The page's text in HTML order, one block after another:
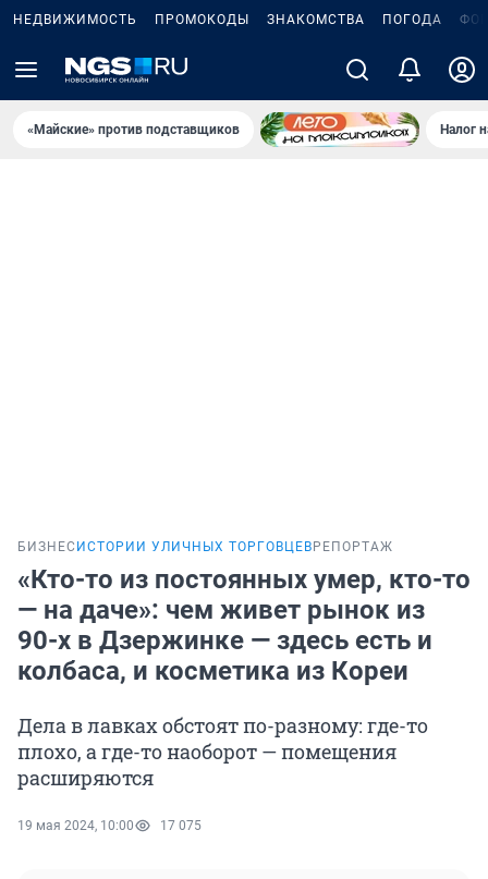
НЕДВИЖИМОСТЬ ПРОМОКОДЫ ЗНАКОМСТВА ПОГОДА
«Майские» против подставщиков Налог
БИЗНЕС ИСТОРИИ УЛИЧНЫХ ТОРГОВЦЕВ РЕПОРТАЖ
«Кто-то из постоянных умер, кто-то
— на даче»: чем живет рынок из
90-х в Дзержинке — здесь есть и
колбаса, и косметика из Кореи
Дела в лавках обстоят по-разному: где-то
плохо, а где-то наоборот — помещения
расширяются
19 мая 2024, 10:00 17 075